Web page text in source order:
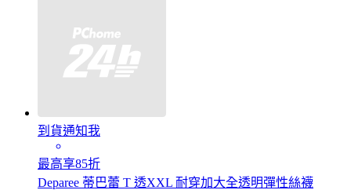
到貨通知我
最高享85折
Deparee 蒂巴蕾 T 透XXL 耐穿加大全透明彈性絲襪